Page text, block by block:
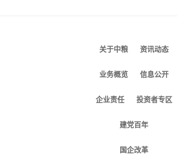
关于中粮 资讯动态
业务概览 信息公开
企业责任 投资者专区
建党百年
国企改革